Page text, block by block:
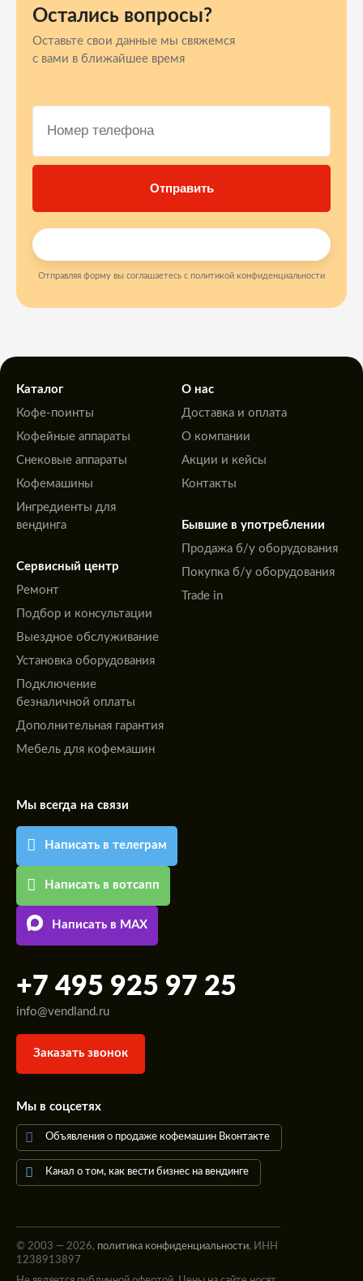
Остались вопросы?
Оставьте свои данные мы свяжемся
с вами в ближайшее время
Отправляя форму вы соглашаетесь с политикой конфиденциальности
Каталог
Кофе-поинты
Кофейные аппараты
Снековые аппараты
Кофемашины
Ингредиенты для
вендинга
Сервисный центр
Ремонт
Подбор и консультации
Выездное обслуживание
Установка оборудования
Подключение
безналичной оплаты
Дополнительная гарантия
Мебель для кофемашин
О нас
Доставка и оплата
О компании
Акции и кейсы
Контакты
Бывшие в употреблении
Продажа б/у оборудования
Покупка б/у оборудования
Trade in
Мы всегда на связи
Написать в телеграм
Написать в вотсапп
Написать в MAX
+7 495 925 97 25
info@vendland.ru
Заказать звонок
Мы в соцсетях
Объявления о продаже кофемашин Вконтакте
Канал о том, как вести бизнес на вендинге
© 2003 — 2026, политика конфиденциальности, ИНН
1238913897